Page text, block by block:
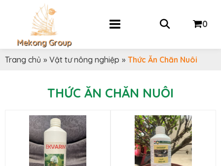
Mekong Group
0
Trang chủ » Vật tư nông nghiệp » Thức Ăn Chăn Nuôi
THỨC ĂN CHĂN NUÔI